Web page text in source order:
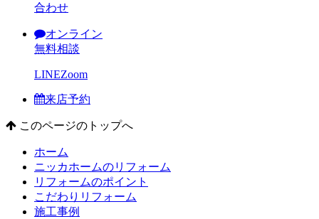
合わせ
オンライン
無料相談
LINEZoom
来店予約
このページのトップへ
ホーム
ニッカホームのリフォーム
リフォームのポイント
こだわりリフォーム
施工事例